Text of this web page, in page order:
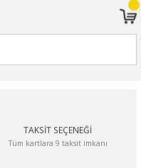
TAKSİT SEÇENEĞİ
Tüm kartlara 9 taksit imkanı